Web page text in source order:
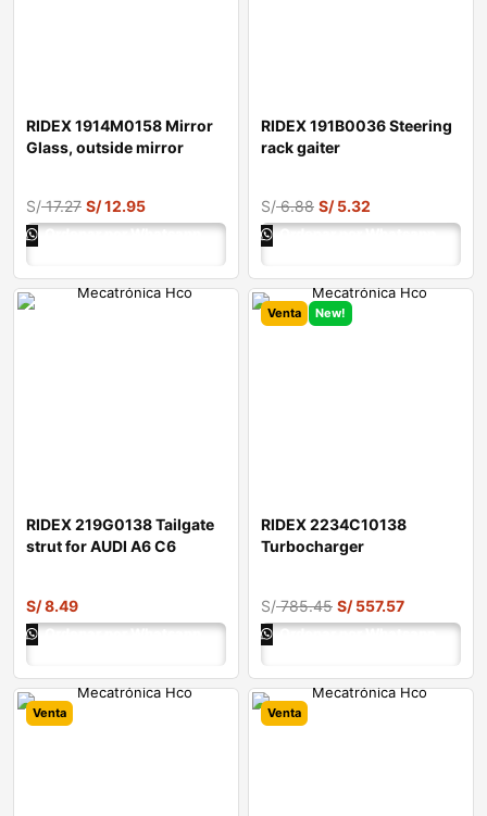
RIDEX 1914M0158 Mirror
Glass, outside mirror
S/17.27 S/12.95
Ordenar por Whatsapp
RIDEX 191B0036 Steering
rack gaiter
S/6.88 S/5.32
Ordenar por Whatsapp
RIDEX 219G0138 Tailgate
strut for AUDI A6 C6
S/8.49
Ordenar por Whatsapp
Venta New!
RIDEX 2234C10138
Turbocharger
S/785.45 S/557.57
Ordenar por Whatsapp
Venta Venta